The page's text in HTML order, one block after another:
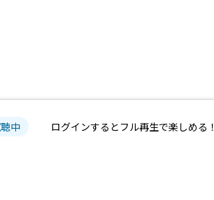
中 ログインするとフル再生で楽しめる！